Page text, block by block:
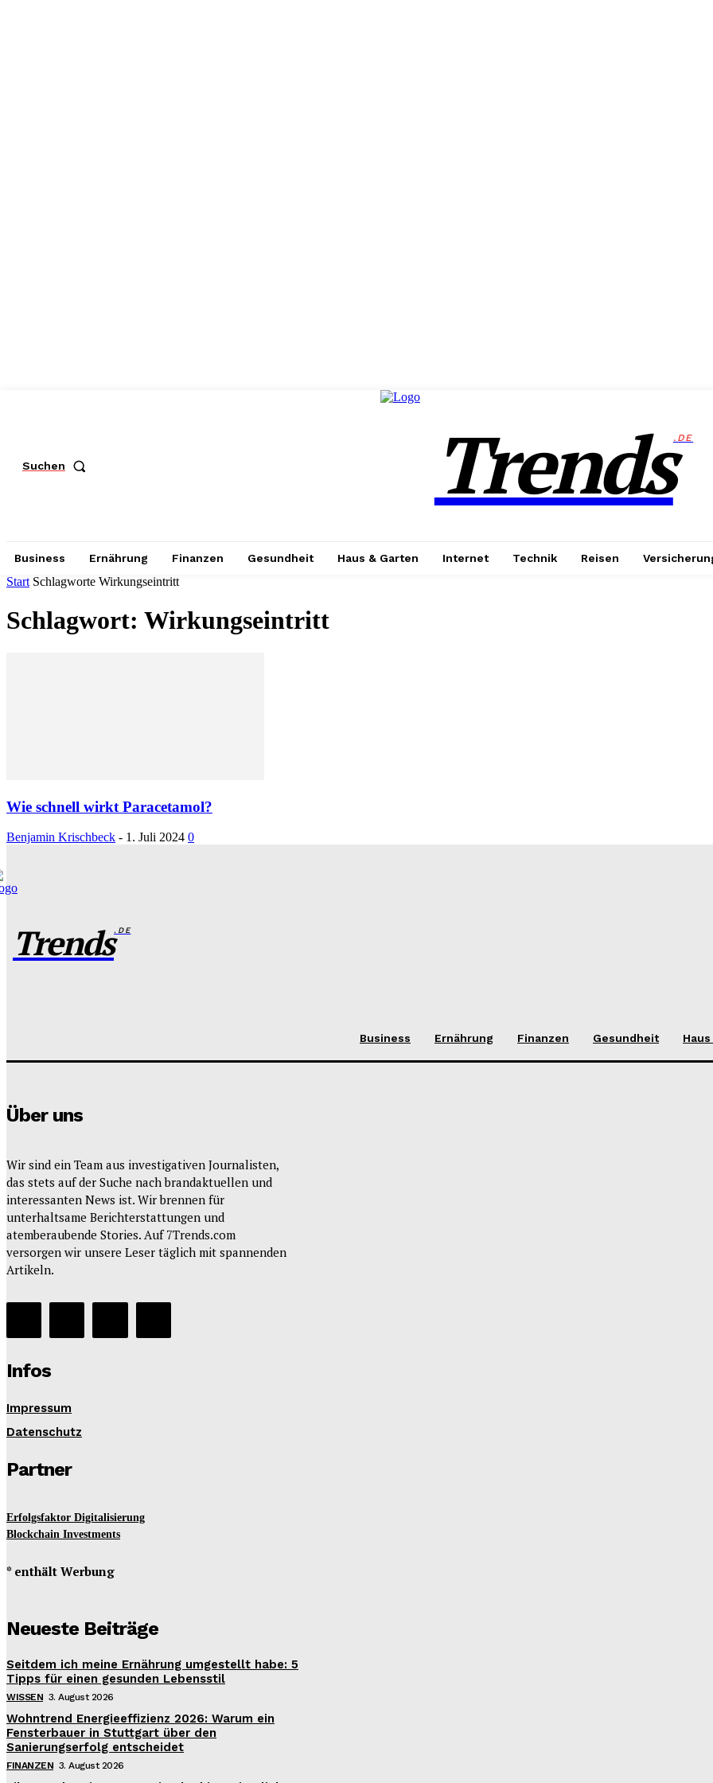
Suchen Trends.DE
Business Ernährung Finanzen Gesundheit Haus & Garten Internet Technik Reisen
Start Schlagworte Wirkungseintritt
Schlagwort: Wirkungseintritt
Wie schnell wirkt Paracetamol?
Benjamin Krischbeck - 1. Juli 2024 0
Trends.DE
Business Ernährung Finanzen Gesundheit
Über uns
Wir sind ein Team aus investigativen Journalisten,
das stets auf der Suche nach brandaktuellen und
interessanten News ist. Wir brennen für
unterhaltsame Berichterstattungen und
atemberaubende Stories. Auf 7Trends.com
versorgen wir unsere Leser täglich mit spannenden
Artikeln.
Infos
Impressum
Datenschutz
Partner
Erfolgsfaktor Digitalisierung
Blockchain Investments
* enthält Werbung
Neueste Beiträge
Seitdem ich meine Ernährung umgestellt habe: 5
Tipps für einen gesunden Lebensstil
WISSEN 3. August 2026
Wohntrend Energieeffizienz 2026: Warum ein
Fensterbauer in Stuttgart über den
Sanierungserfolg entscheidet
FINANZEN 3. August 2026